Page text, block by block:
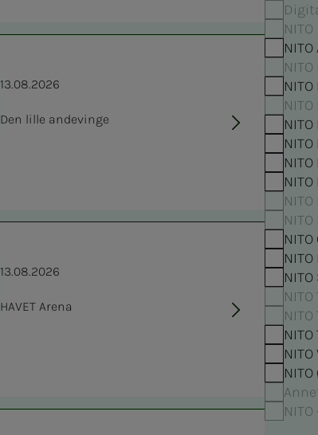
13.08.2026
Den lille andevinge
13.08.2026
HAVET Arena
NITO